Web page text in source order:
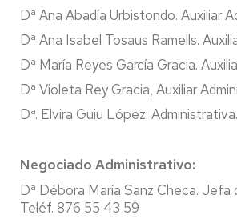
Dª Ana Abadía Urbistondo. Auxiliar
Dª Ana Isabel Tosaus Ramells.
Dª María Reyes García Gracia.
Dª Violeta Rey Gracia, Auxiliar
Dª. Elvira Guiu López. Administrativa.
Negociado Administrativo:
Dª Débora María Sanz Checa. Jefa
Teléf. 876 55 43 59